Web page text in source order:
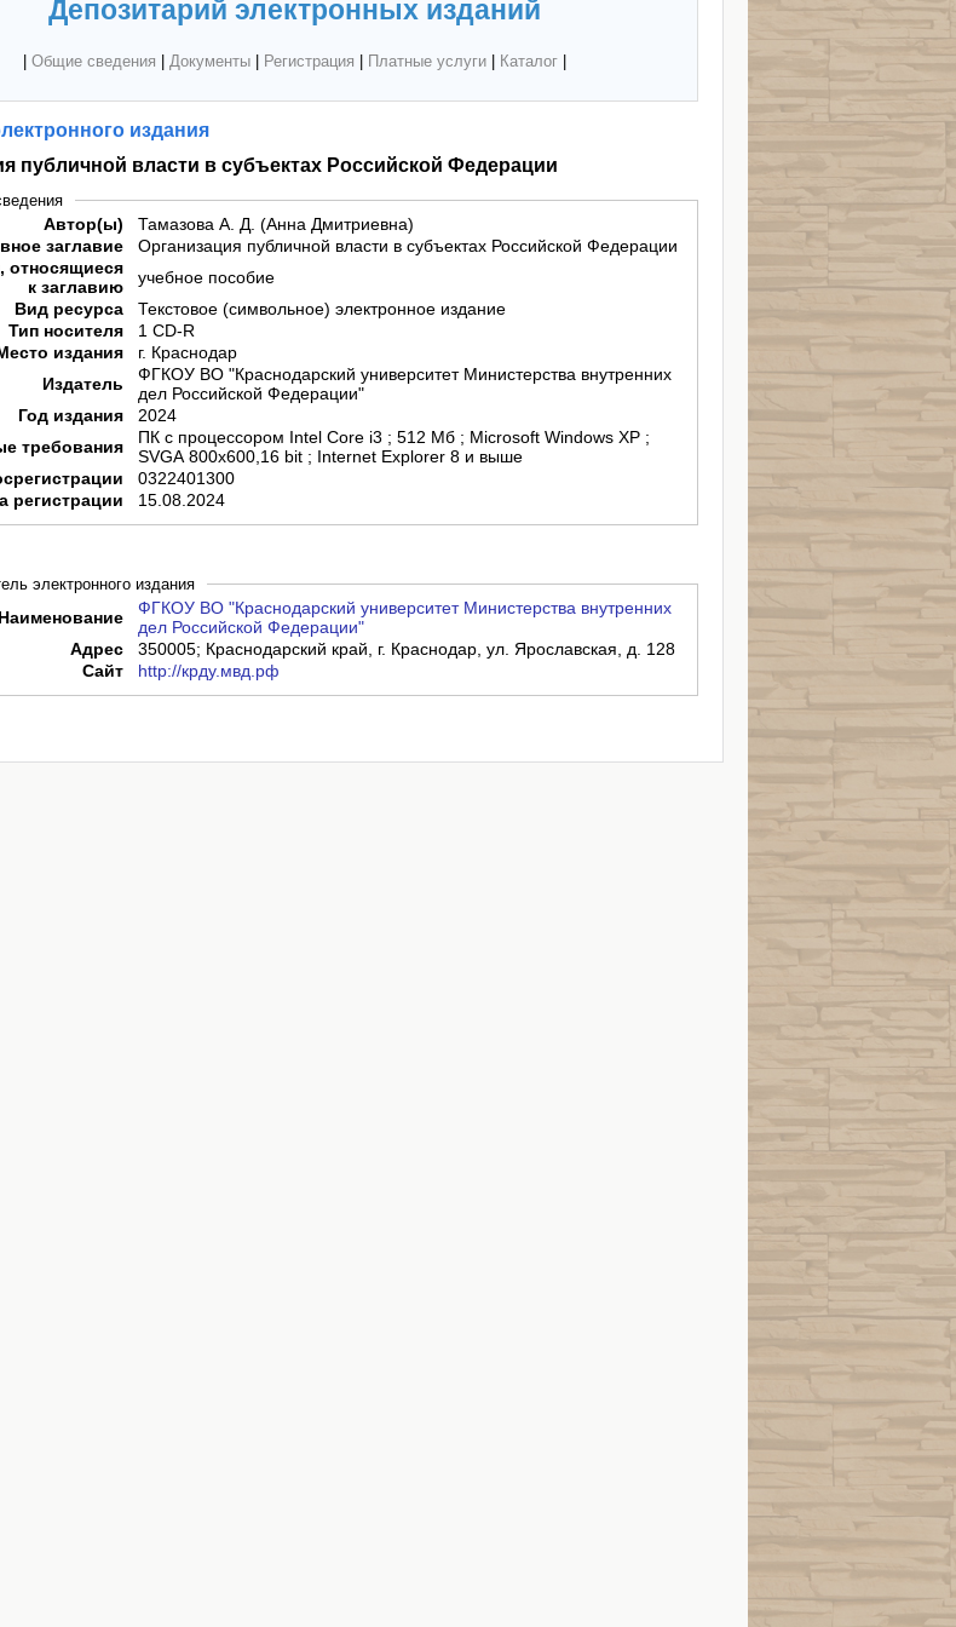
Депозитарий электронных изданий
Общие сведения Документы| Регистрация Платные услуги| Каталог|
издания
публичной власти в субъектах Российской Федерации
Автор(ы)
Тамазова А. Д. (Анна Дмитриевна)
заглавие
Организация публичной власти в субъектах Российской Федерации
относящиеся
к заглавию
учебное пособие
Вид ресурса
Текстовое (символьное) электронное издание
Тип носителя
1 CD-R
издания
г. Краснодар
Издатель
ФГКОУ ВО "Краснодарский университет Министерства внутренних
дел Российской Федерации"
Год издания
2024
требования
ПК с процессором Intel Core i3 ; 512 Mб ; Microsoft Windows XP ;
SVGA 800x600,16 bit ; Internet Explorer 8 и выше
0322401300
регистрации
15.08.2024
электронного издания
Наименование
ФГКОУ ВО "Краснодарский университет Министерства внутренних
дел Российской Федерации"
Адрес
350005; Краснодарский край, г. Краснодар, ул. Ярославская, д. 128
Сайт
http://крду.мвд.рф